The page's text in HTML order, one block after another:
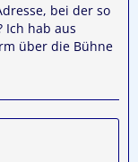
bei der so
Ich hab aus
über die Bühne